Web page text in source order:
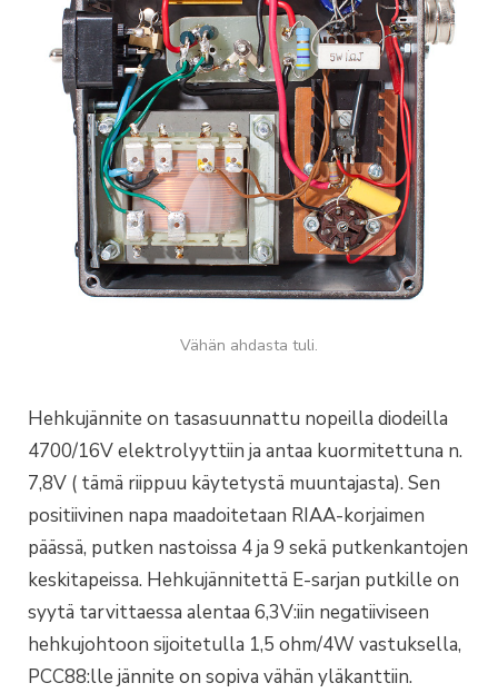
Vähän ahdasta tuli.
Hehkujännite on tasasuunnattu nopeilla diodeilla
4700/16V elektrolyyttiin ja antaa kuormitettuna n.
7,8V ( tämä riippuu käytetystä muuntajasta). Sen
positiivinen napa maadoitetaan RIAA-korjaimen
päässä, putken nastoissa 4 ja 9 sekä putkenkantojen
keskitapeissa. Hehkujännitettä E-sarjan putkille on
syytä tarvittaessa alentaa 6,3V:iin negatiiviseen
hehkujohtoon sijoitetulla 1,5 ohm/4W vastuksella,
PCC88:lle jännite on sopiva vähän yläkanttiin.